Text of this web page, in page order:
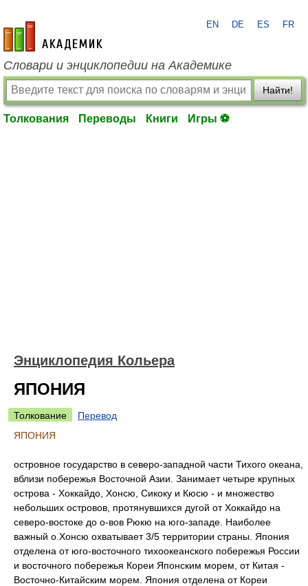
academic.ru
EN DE ES FR
Словари и энциклопедии на Академике
Найти!
Толкования Переводы Книги Игры ⚽
Энциклопедия Кольера
ЯПОНИЯ
Толкование
Перевод
ЯПОНИЯ
островное государство в северо-западной части Тихого океана,
вблизи побережья Восточной Азии. Занимает четыре крупных
острова - Хоккайдо, Хонсю, Сикоку и Кюсю - и множество
небольших островов, протянувшихся дугой от Хоккайдо на
северо-востоке до о-вов Рюкю на юго-западе. Наиболее
важный о.Хонсю охватывает 3/5 территории страны. Япония
отделена от юго-восточного тихоокеанского побережья России
и восточного побережья Кореи Японским морем, от Китая -
Восточно-Китайским морем. Япония отделена от Кореи